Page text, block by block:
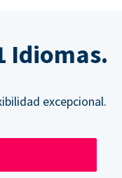
Idiomas.
excepcional.